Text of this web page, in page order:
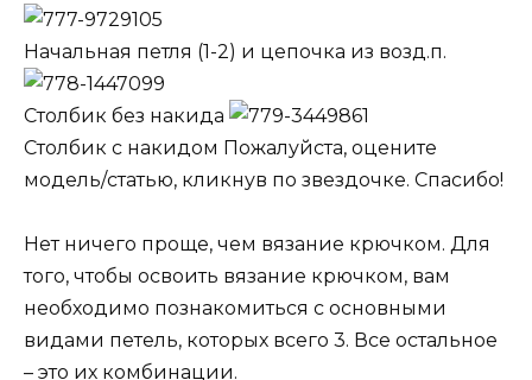
Начальная петля (1-2) и цепочка из возд.п.
Столбик без накида
Столбик с накидом Пожалуйста, оцените
модель/статью, кликнув по звездочке. Спасибо!
Нет ничего проще, чем вязание крючком. Для
того, чтобы освоить вязание крючком, вам
необходимо познакомиться с основными
видами петель, которых всего 3. Все остальное
– это их комбинации.